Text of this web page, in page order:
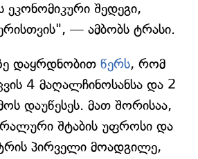
ეკონომიკური შედეგი,
— ამბობს ტრასი.
დაყრდნობით წერს, რომ
4 მაღალჩინოსანსა და 2
დაუწესეს. მათ შორისაა,
შტაბის უფროსი და
პირველი მოადგილე,